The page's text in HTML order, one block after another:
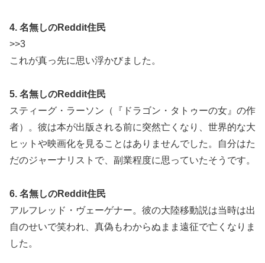
4. 名無しのReddit住民
>>3
これが真っ先に思い浮かびました。
5. 名無しのReddit住民
スティーグ・ラーソン（『ドラゴン・タトゥーの女』の作
者）。彼は本が出版される前に突然亡くなり、世界的な大
ヒットや映画化を見ることはありませんでした。自分はた
だのジャーナリストで、副業程度に思っていたそうです。
6. 名無しのReddit住民
アルフレッド・ヴェーゲナー。彼の大陸移動説は当時は出
自のせいで笑われ、真偽もわからぬまま遠征で亡くなりま
した。